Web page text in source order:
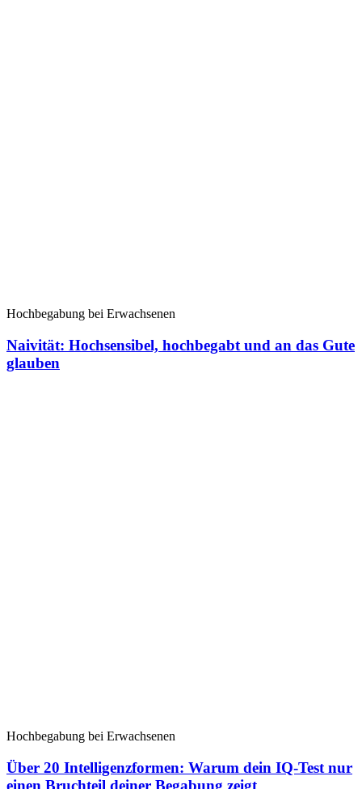
Hochbegabung bei Erwachsenen
Naivität: Hochsensibel, hochbegabt und an das Gute
glauben
Hochbegabung bei Erwachsenen
Über 20 Intelligenzformen: Warum dein IQ-Test nur
einen Bruchteil deiner Begabung zeigt